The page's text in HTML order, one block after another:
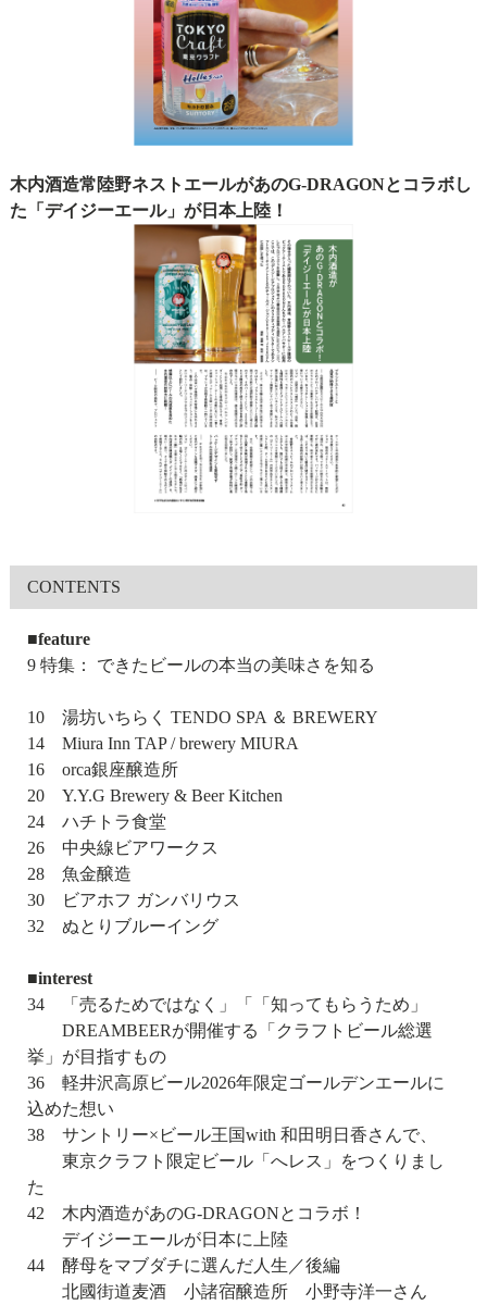
木内酒造常陸野ネストエールがあのG-DRAGONとコラボし
た「デイジーエール」が日本上陸！
CONTENTS
■feature
9 特集： できたビールの本当の美味さを知る
10 湯坊いちらく TENDO SPA ＆ BREWERY
14 Miura Inn TAP / brewery MIURA
16 orca銀座醸造所
20 Y.Y.G Brewery & Beer Kitchen
24 ハチトラ食堂
26 中央線ビアワークス
28 魚金醸造
30 ビアホフ ガンバリウス
32 ぬとりブルーイング
■interest
34 「売るためではなく」「「知ってもらうため」
DREAMBEERが開催する「クラフトビール総選
挙」が目指すもの
36 軽井沢高原ビール2026年限定ゴールデンエールに
込めた想い
38 サントリー×ビール王国with 和田明日香さんで、
東京クラフト限定ビール「へレス」をつくりまし
た
42 木内酒造があのG-DRAGONとコラボ！
デイジーエールが日本に上陸
44 酵母をマブダチに選んだ人生／後編
北國街道麦酒 小諸宿醸造所 小野寺洋一さん